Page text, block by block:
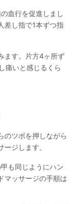
血行を促進しまし
差し指で1本ずつ指
ます。片方4ヶ所ず
痛いと感じるくら
のツボを押しながら
ジします。
も同じようにハン
マッサージの手順は